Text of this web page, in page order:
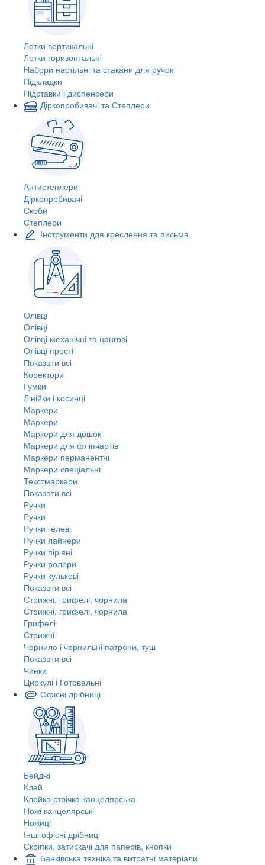
Лотки вертикальні
Лотки горизонтальні
Набори настільні та стакани для ручок
Підкладки
Підставки і диспенсери
Діркопробивачі та Степлери
Антистеплери
Діркопробивачі
Скоби
Степлери
Інструменти для креслення та письма
Олівці
Олівці
Олівці механічні та цангові
Олівці прості
Показати всі
Коректори
Гумки
Лінійки і косинці
Маркери
Маркери
Маркери для дошок
Маркери для фліпчартів
Маркери перманентні
Маркери спеціальні
Текстмаркери
Показати всі
Ручки
Ручки
Ручки гелеві
Ручки лайнери
Ручки пір'яні
Ручки ролери
Ручки кулькові
Показати всі
Стрижні, грифелі, чорнила
Стрижні, грифелі, чорнила
Грифелі
Стрижні
Чорнило і чорнильні патрони, туш
Показати всі
Чинки
Циркулі і Готовальні
Офісні дрібниці
Бейджі
Клей
Клейка стрічка канцелярська
Ножі канцелярські
Ножиці
Інші офісні дрібниці
Скріпки, затискачі для паперів, кнопки
Банківська техніка та витратні матеріали